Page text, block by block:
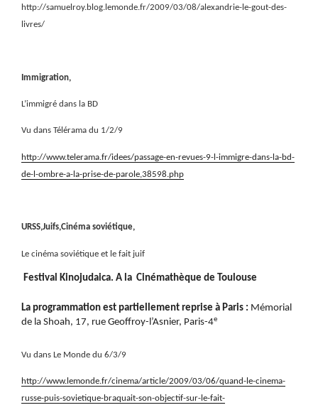
http://samuelroy.blog.lemonde.fr/2009/03/08/alexandrie-le-gout-des-
livres/
Immigration,
L’immigré dans la BD
Vu dans Télérama du 1/2/9
http://www.telerama.fr/idees/passage-en-revues-9-l-immigre-dans-la-bd-
de-l-ombre-a-la-prise-de-parole,38598.php
URSS,Juifs,Cinéma soviétique,
Le cinéma soviétique et le fait juif
Festival Kinojudaica. A la Cinémathèque de Toulouse
La programmation est partiellement reprise à Paris : Mémorial
de la Shoah, 17, rue Geoffroy-l’Asnier, Paris-4e
Vu dans Le Monde du 6/3/9
http://www.lemonde.fr/cinema/article/2009/03/06/quand-le-cinema-
russe-puis-sovietique-braquait-son-objectif-sur-le-fait-